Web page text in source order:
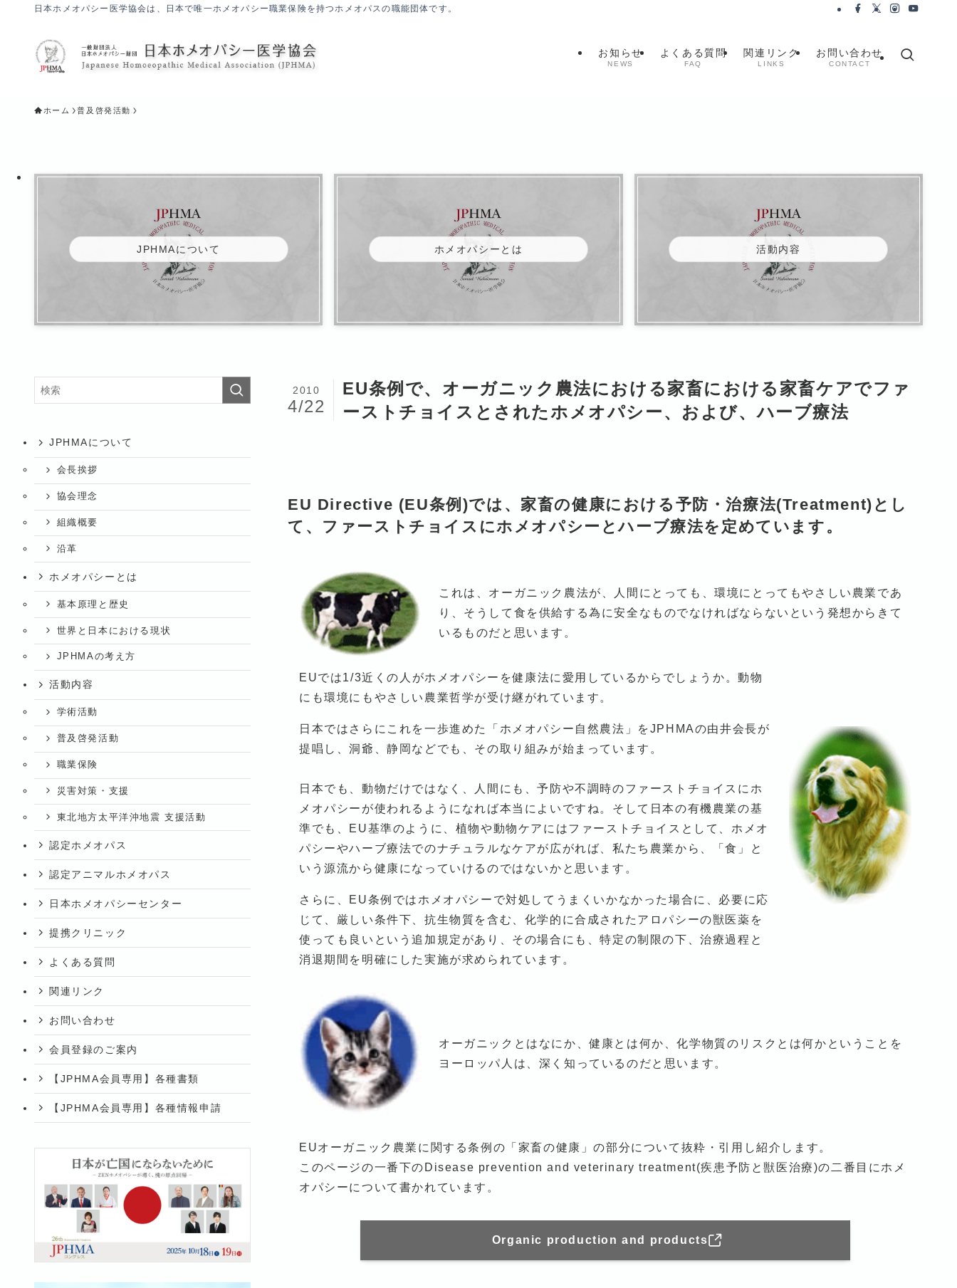
日本ホメオパシー医学協会は、日本で唯一ホメオパシー職業保険を持つホメオパスの職能団体です。
お知らせ
NEWS
よくある質問
FAQ
関連リンク
LINKS
お問い合わせ
CONTACT
ホーム 普及啓発活動
JPHMAについて ホメオパシーとは 活動内容
EU条例で、オーガニック農法における家畜における家畜ケアでファ
ーストチョイスとされたホメオパシー、および、ハーブ療法
2010
4/22
EU Directive (EU条例)では、家畜の健康における予防・治療法(Treatment)とし
て、ファーストチョイスにホメオパシーとハーブ療法を定めています。
これは、オーガニック農法が、人間にとっても、環境にとってもやさしい農業であ
り、そうして食を供給する為に安全なものでなければならないという発想からきて
いるものだと思います。
EUでは1/3近くの人がホメオパシーを健康法に愛用しているからでしょうか。動物
にも環境にもやさしい農業哲学が受け継がれています。
日本ではさらにこれを一歩進めた「ホメオパシー自然農法」をJPHMAの由井会長が
提唱し、洞爺、静岡などでも、その取り組みが始まっています。
日本でも、動物だけではなく、人間にも、予防や不調時のファーストチョイスにホ
メオパシーが使われるようになれば本当によいですね。そして日本の有機農業の基
準でも、EU基準のように、植物や動物ケアにはファーストチョイスとして、ホメオ
パシーやハーブ療法でのナチュラルなケアが広がれば、私たち農業から、「食」と
いう源流から健康になっていけるのではないかと思います。
さらに、EU条例ではホメオパシーで対処してうまくいかなかった場合に、必要に応
じて、厳しい条件下、抗生物質を含む、化学的に合成されたアロパシーの獣医薬を
使っても良いという追加規定があり、その場合にも、特定の制限の下、治療過程と
消退期間を明確にした実施が求められています。
オーガニックとはなにか、健康とは何か、化学物質のリスクとは何かということを
ヨーロッパ人は、深く知っているのだと思います。
EUオーガニック農業に関する条例の「家畜の健康」の部分について抜粋・引用し紹介します。
このページの一番下のDisease prevention and veterinary treatment(疾患予防と獣医治療)の二番目にホメ
オパシーについて書かれています。
Organic production and products
JPHMAについて
会長挨拶
協会理念
組織概要
沿革
ホメオパシーとは
基本原理と歴史
世界と日本における現状
JPHMAの考え方
活動内容
学術活動
普及啓発活動
職業保険
災害対策・支援
東北地方太平洋沖地震 支援活動
認定ホメオパス
認定アニマルホメオパス
日本ホメオパシーセンター
提携クリニック
よくある質問
関連リンク
お問い合わせ
会員登録のご案内
【JPHMA会員専用】各種書類
【JPHMA会員専用】各種情報申請